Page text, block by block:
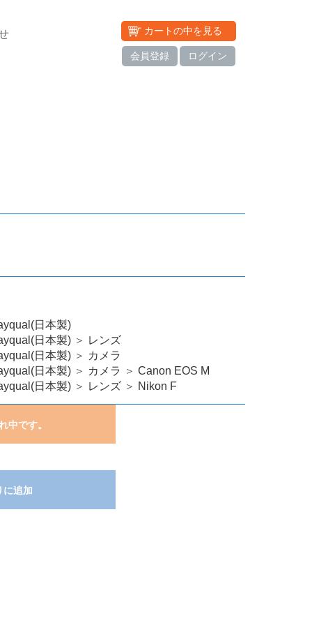
カートの中を見る
会員登録 ログイン
日本製)
日本製) ＞ レンズ
日本製) ＞ カメラ
日本製) ＞ カメラ ＞ Canon EOS M
日本製) ＞ レンズ ＞ Nikon F
中です。
に追加